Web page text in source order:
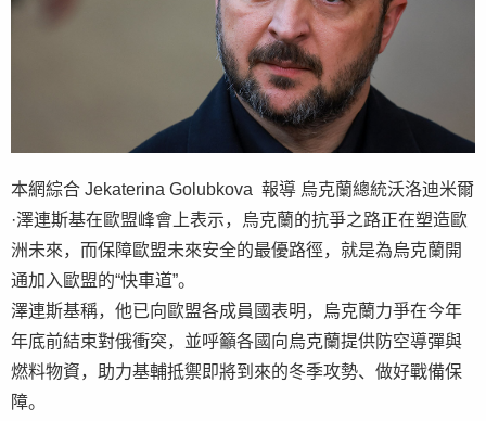
本網綜合 Jekaterina Golubkova 報導 烏克蘭總統沃洛迪米爾
·澤連斯基在歐盟峰會上表示，烏克蘭的抗爭之路正在塑造歐
洲未來，而保障歐盟未來安全的最優路徑，就是為烏克蘭開
通加入歐盟的“快車道”。
澤連斯基稱，他已向歐盟各成員國表明，烏克蘭力爭在今年
年底前結束對俄衝突，並呼籲各國向烏克蘭提供防空導彈與
燃料物資，助力基輔抵禦即將到來的冬季攻勢、做好戰備保
障。